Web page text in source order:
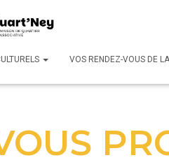
VOS RENDEZ-VOUS DE